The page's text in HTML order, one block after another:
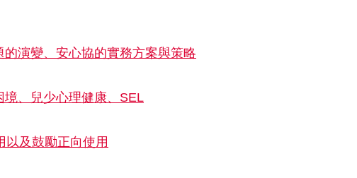
演變、安心協的實務方案與策略
、兒少心理健康、SEL
以及鼓勵正向使用